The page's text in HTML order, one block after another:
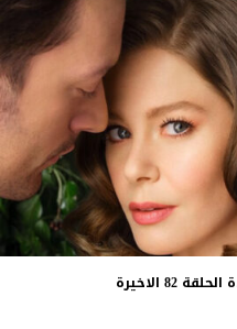
الحلقة 82 الاخيرة